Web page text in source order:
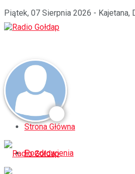
Piątek, 07 Sierpnia 2026 - Kajetana,
Strona Główna
Pozdrowienia